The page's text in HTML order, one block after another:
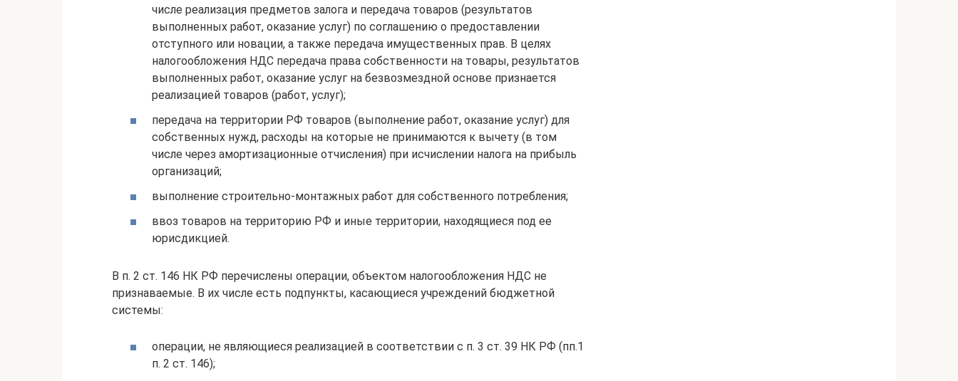
числе реализация предметов залога и передача товаров (результатов
выполненных работ, оказание услуг) по соглашению о предоставлении
отступного или новации, а также передача имущественных прав. В целях
налогообложения НДС передача права собственности на товары, результатов
выполненных работ, оказание услуг на безвозмездной основе признается
реализацией товаров (работ, услуг);
передача на территории РФ товаров (выполнение работ, оказание услуг) для
собственных нужд, расходы на которые не принимаются к вычету (в том
числе через амортизационные отчисления) при исчислении налога на прибыль
организаций;
выполнение строительно-монтажных работ для собственного потребления;
ввоз товаров на территорию РФ и иные территории, находящиеся под ее
юрисдикцией.
В п. 2 ст. 146 НК РФ перечислены операции, объектом налогообложения НДС не
признаваемые. В их числе есть подпункты, касающиеся учреждений бюджетной
системы:
операции, не являющиеся реализацией в соответствии с п. 3 ст. 39 НК РФ (пп.1
п. 2 ст. 146);